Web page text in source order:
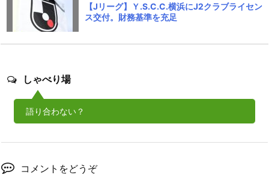
【Jリーグ】Ｙ.S.C.C.横浜にJ2クラブライセン
ス交付。財務基準を充足
しゃべり場
語り合わない？
コメントをどうぞ